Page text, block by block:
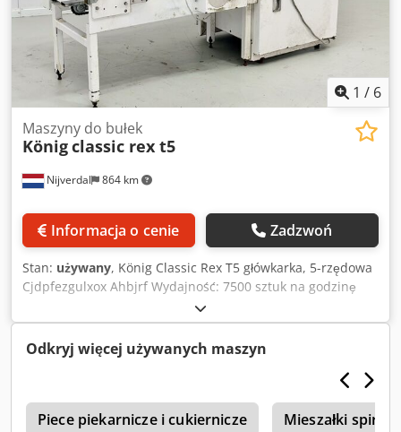
1 / 6
Nijverdal 864 km
Maszyny do bułek
Königclassic rex t5
Informacja o cenie Zadzwoń
Stan: używany, König Classic Rex T5 główkarka, 5-rzędowa
Cjdpfezgulxox Ahbjrf Wydajność: 7500 sztuk na godzinę
Zakres wagowy SK58: 35–85 g
Odkryj więcej używanych maszyn
Piece piekarnicze i cukiernicze Mieszałki